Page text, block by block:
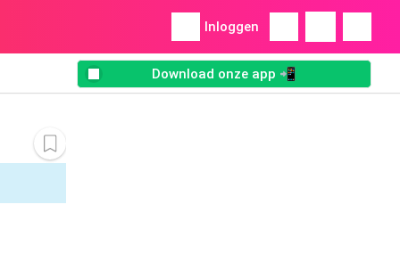
Inloggen
Download onze app 📲